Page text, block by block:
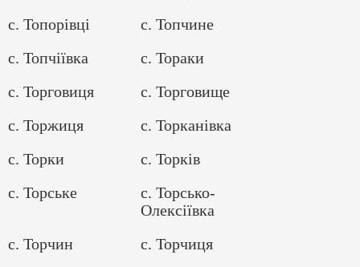
с. Топорівці
с. Топчине
с. Топчіївка
с. Тораки
с. Торговиця
с. Торговище
с. Торжиця
с. Торканівка
с. Торки
с. Торків
с. Торське
с. Торсько-
Олексіївка
с. Торчин
с. Торчиця